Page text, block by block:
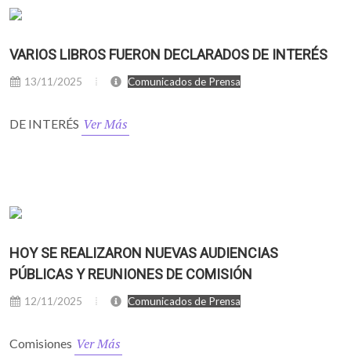
VARIOS LIBROS FUERON DECLARADOS DE INTERÉS
13/11/2025 Comunicados de Prensa
DE INTERÉS Ver Más
HOY SE REALIZARON NUEVAS AUDIENCIAS
PÚBLICAS Y REUNIONES DE COMISIÓN
12/11/2025 Comunicados de Prensa
Comisiones Ver Más